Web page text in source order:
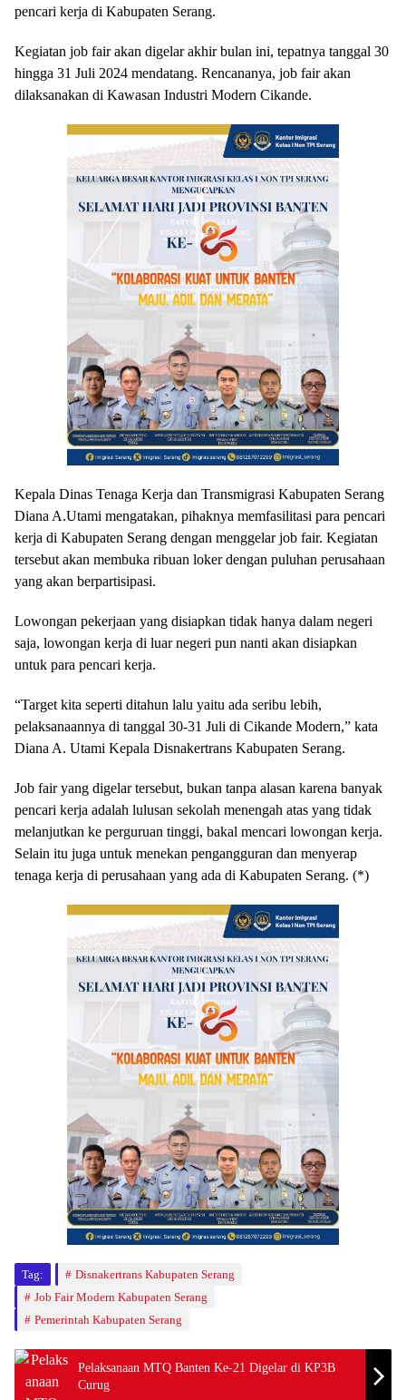
pencari kerja di Kabupaten Serang.
Kegiatan job fair akan digelar akhir bulan ini, tepatnya tanggal 30
hingga 31 Juli 2024 mendatang. Rencananya, job fair akan
dilaksanakan di Kawasan Industri Modern Cikande.
Kepala Dinas Tenaga Kerja dan Transmigrasi Kabupaten Serang
Diana A.Utami mengatakan, pihaknya memfasilitasi para pencari
kerja di Kabupaten Serang dengan menggelar job fair. Kegiatan
tersebut akan membuka ribuan loker dengan puluhan perusahaan
yang akan berpartisipasi.
Lowongan pekerjaan yang disiapkan tidak hanya dalam negeri
saja, lowongan kerja di luar negeri pun nanti akan disiapkan
untuk para pencari kerja.
“Target kita seperti ditahun lalu yaitu ada seribu lebih,
pelaksanaannya di tanggal 30-31 Juli di Cikande Modern,” kata
Diana A. Utami Kepala Disnakertrans Kabupaten Serang.
Job fair yang digelar tersebut, bukan tanpa alasan karena banyak
pencari kerja adalah lulusan sekolah menengah atas yang tidak
melanjutkan ke perguruan tinggi, bakal mencari lowongan kerja.
Selain itu juga untuk menekan pengangguran dan menyerap
tenaga kerja di perusahaan yang ada di Kabupaten Serang. (*)
Tag:
Disnakertrans Kabupaten Serang
Job Fair Modern Kabupaten Serang
Pemerintah Kabupaten Serang
Pelaksanaan MTQ Banten Ke-21 Digelar di KP3B
Curug